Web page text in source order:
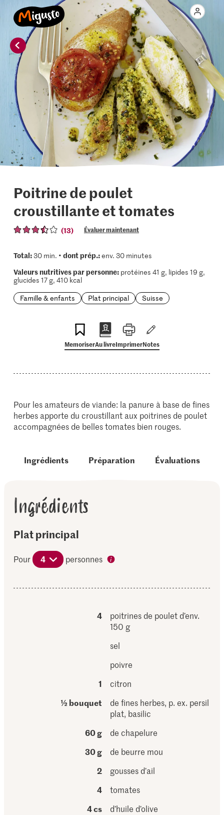
Poitrine de poulet
croustillante et tomates
(13) Évaluer maintenant
Total:30 min. • dont prép.:env. 30 minutes
Valeurs nutritives par personne:protéines 41 g, lipides 19 g,
glucides 17 g, 410 kcal
Famille & enfants
Plat principal Suisse
MemoriserAu livreImprimerNotes
Pour les amateurs de viande: la panure à base de fines
herbes apporte du croustillant aux poitrines de poulet
accompagnées de belles tomates bien rouges.
Ingrédients Préparation Évaluations
Ingrédients
Plat principal
Pour 4 personnes
4
poitrines de poulet d’env.
150 g
sel
poivre
1
citron
½ bouquet
de fines herbes, p. ex. persil
plat, basilic
60 g
de chapelure
30 g
de beurre mou
2
gousses d’ail
4
tomates
4 cs
d’huile d’olive